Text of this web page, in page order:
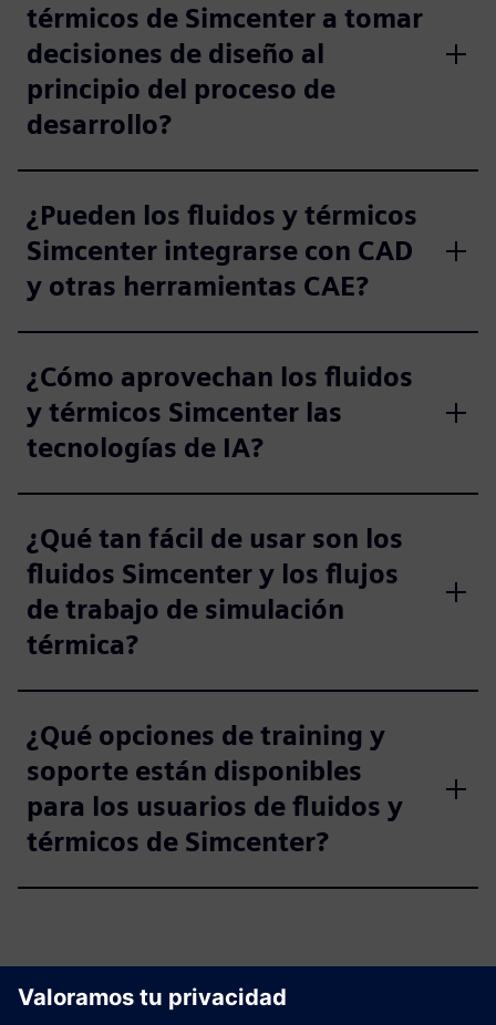
térmicos de Simcenter a tomar
decisiones de diseño al
principio del proceso de
desarrollo?
¿Pueden los fluidos y térmicos
Simcenter integrarse con CAD
y otras herramientas CAE?
¿Cómo aprovechan los fluidos
y térmicos Simcenter las
tecnologías de IA?
¿Qué tan fácil de usar son los
fluidos Simcenter y los flujos
de trabajo de simulación
térmica?
¿Qué opciones de training y
soporte están disponibles
para los usuarios de fluidos y
térmicos de Simcenter?